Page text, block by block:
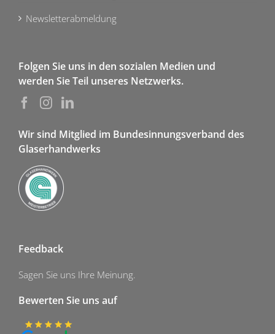
Newsletterabmeldung
Folgen Sie uns in den sozialen Medien und
werden Sie Teil unseres Netzwerks.
Wir sind Mitglied im Bundesinnungsverband des
Glaserhandwerks
Feedback
Sagen Sie uns Ihre Meinung.
Bewerten Sie uns auf